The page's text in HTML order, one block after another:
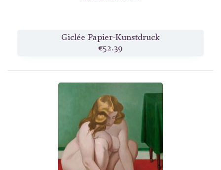
Giclée Papier-Kunstdruck
€52.39